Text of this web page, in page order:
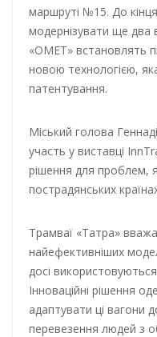
маршруті №15. До
модернізувати ще два
«ОМЕТ» встановлять
новою технологією,
патентування.
Міський голова
участь у виставці
рішення для проблем,
пострадянських
Трамваї «Татра»
найефективніших
досі
Інноваційні рішення
адаптувати ці вагони
перевезення людей з